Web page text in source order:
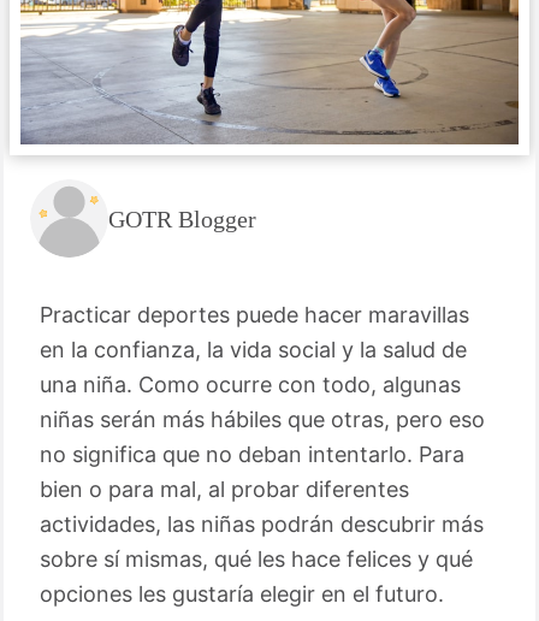
GOTR Blogger
Practicar deportes puede hacer maravillas
en la confianza, la vida social y la salud de
una niña. Como ocurre con todo, algunas
niñas serán más hábiles que otras, pero eso
no significa que no deban intentarlo. Para
bien o para mal, al probar diferentes
actividades, las niñas podrán descubrir más
sobre sí mismas, qué les hace felices y qué
opciones les gustaría elegir en el futuro.